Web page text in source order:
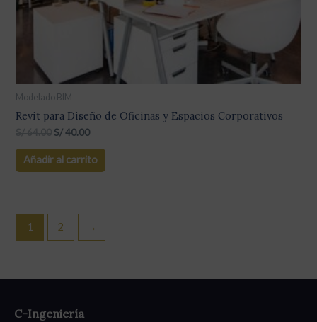
Modelado BIM
Revit para Diseño de Oficinas y Espacios Corporativos
S/40.00
Añadir al carrito
1 2 →
C-Ingeniería